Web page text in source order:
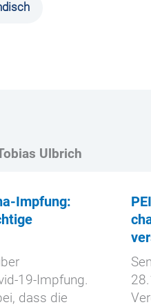
Ulbrich
Impfung:
19-Impfung.
dass die